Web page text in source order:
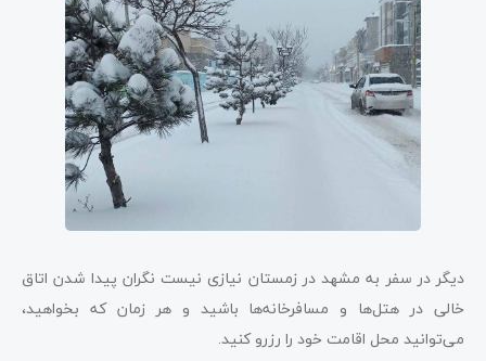
دیگر در سفر به مشهد در زمستان نیازی نیست نگران پیدا شدن اتاق
خالی در هتل‌ها و مسافرخانه‌ها باشید و هر زمان که بخواهید،
می‌توانید محل اقامت خود را رزرو کنید.